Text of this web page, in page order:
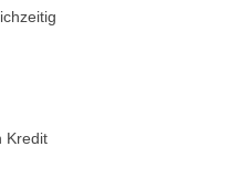
Kredit